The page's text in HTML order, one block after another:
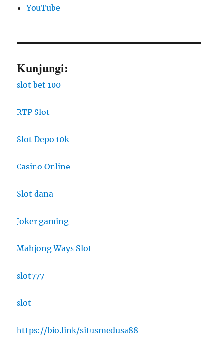
YouTube
Kunjungi:
slot bet 100
RTP Slot
Slot Depo 10k
Casino Online
Slot dana
Joker gaming
Mahjong Ways Slot
slot777
slot
https://bio.link/situsmedusa88